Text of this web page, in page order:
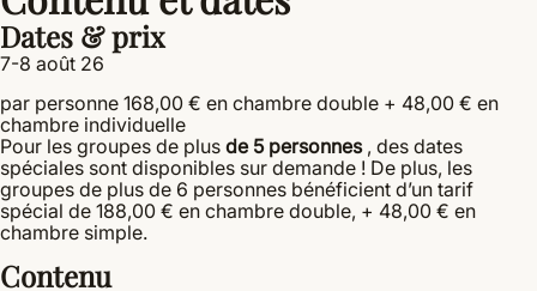
Dates & prix
7-8 août 26
par personne 168,00 € en chambre double + 48,00 € en
chambre individuelle
Pour les groupes de plus de 5 personnes , des dates
spéciales sont disponibles sur demande ! De plus, les
groupes de plus de 6 personnes bénéficient d’un tarif
spécial de 188,00 € en chambre double, + 48,00 € en
chambre simple.
Contenu